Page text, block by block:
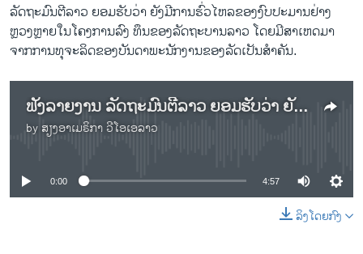
ລາຍການກະຈາຍສຽງ
ລາຍງານ
ຕິດຕາມພວກເຮົາ ທີ່
ພາສາຕ່າງໆ
ລັດຖະມົນຕີລາວ ຍອມຮັບວ່າ ຍັງມີການຮົ່ວໄຫລຂອງງົບປະມານຢ່າງ
ຫຼວງຫຼາຍໃນໂຄງການລົງ ທຶນຂອງລັດຖະບານລາວ ໂດຍມີສາເຫດມາ
ຈາກການທຸຈະລິດຂອງບັນດາພະນັກງານຂອງລັດເປັນສຳຄັນ.
ຟັງລາຍງານ ລັດຖະມົນຕີລາວ ຍອມຮັບວ່າ ຍັງມີການຮົ່ວໄຫລ ຂອງງົບປະມານ ຢ່າງຫຼວງຫຼາຍໃນໂຄງການລົງທຶນ ຂອງລັດຖະບານ ລາວ
by ສຽງອາເມຣິກາ ວີໂອເອລາວ
No media source currently available
0:00 4:57
ລິງໂດຍກົງ